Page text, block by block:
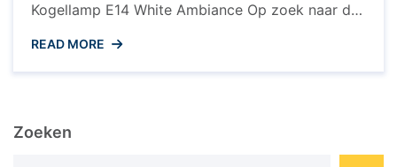
Kogellamp E14 White Ambiance Op zoek naar de
Ontdek de Philips Hue Kogellamp E14 White
Ambiance, een slimme en veelzijdige toevoeging
READ MORE
Zoeken